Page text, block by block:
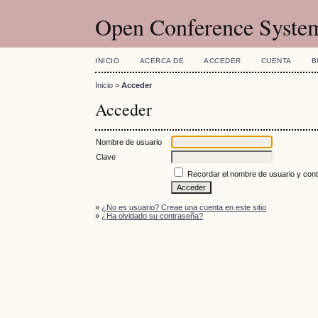
Open Conference
INICIO ACERCA DE ACCEDER CUENTA
Inicio >Acceder
Acceder
Nombre de usuario
Clave
Recordar el nombre de usuario y
» ¿No es usuario? Creae una cuenta en este sitio
» ¿Ha olvidado su contraseña?